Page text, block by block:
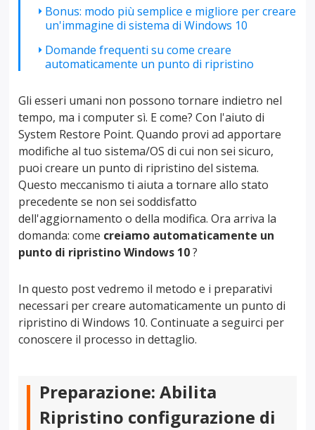
Bonus: modo più semplice e migliore per creare
un'immagine di sistema di Windows 10
Domande frequenti su come creare
automaticamente un punto di ripristino
Gli esseri umani non possono tornare indietro nel
tempo, ma i computer sì. E come? Con l'aiuto di
System Restore Point. Quando provi ad apportare
modifiche al tuo sistema/OS di cui non sei sicuro,
puoi creare un punto di ripristino del sistema.
Questo meccanismo ti aiuta a tornare allo stato
precedente se non sei soddisfatto
dell'aggiornamento o della modifica. Ora arriva la
domanda: come creiamo automaticamente un
punto di ripristino Windows 10?
In questo post vedremo il metodo e i preparativi
necessari per creare automaticamente un punto di
ripristino di Windows 10. Continuate a seguirci per
conoscere il processo in dettaglio.
Preparazione: Abilita
Ripristino configurazione di